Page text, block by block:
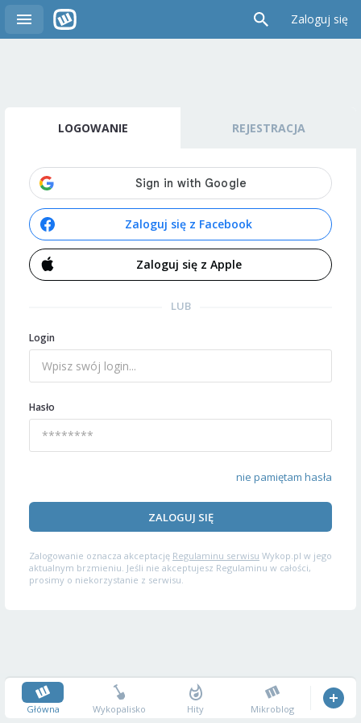
Zaloguj się
LOGOWANIE REJESTRACJA
Zaloguj się z Facebook
Zaloguj się z Apple
LUB
Login
Hasło
nie pamiętam hasła
ZALOGUJ SIĘ
Zalogowanie oznacza akceptację Regulaminu serwisu Wykop.pl w jego
aktualnym brzmieniu. Jeśli nie akceptujesz Regulaminu w całości,
prosimy o niekorzystanie z serwisu.
Główna Wykopalisko Hity Mikroblog